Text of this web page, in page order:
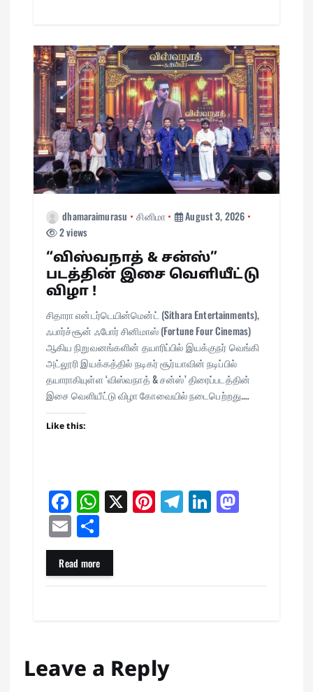
dhamaraimurasu சினிமா
August 3, 2026
2 views
“விஸ்வநாத் & சன்ஸ்”
படத்தின் இசை வெளியீட்டு
விழா !
சிதாரா என்டர்டெயின்மென்ட் (Sithara Entertainments),
ஃபார்ச்சூன் ஃபோர் சினிமாஸ் (Fortune Four Cinemas)
ஆகிய நிறுவனங்களின் தயாரிப்பில் இயக்குநர் வெங்கி
அட்லூரி இயக்கத்தில் நடிகர் சூர்யாவின் நடிப்பில்
தயாராகியுள்ள ‘விஸ்வநாத் & சன்ஸ்’ திரைப்படத்தின்
இசை வெளியீட்டு விழா கோவையில் நடைபெற்றது.…
Like this:
Fa
ce
bo
ok
W
ha
ts
A
pp
X Pi
nt
t
Te
le
m
Li
nk
M
as
n
E
m
ail
Sh
ar
e
Read more
Leave a Reply